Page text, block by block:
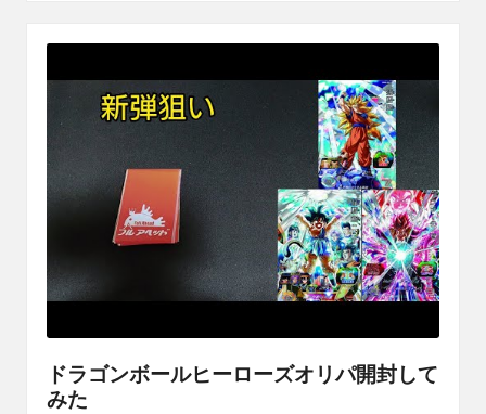
ドラゴンボールヒーローズオリパ開封して
みた